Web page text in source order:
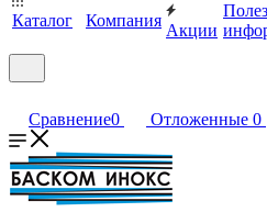
Каталог Компания
Акции
Сравнение0 Отложенные 0